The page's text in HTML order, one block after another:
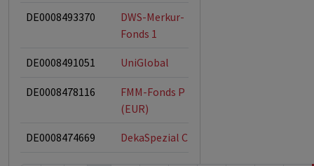
DE0008493370
DWS-Merkur-
Fonds 1
DE0008491051 UniGlobal
DE0008478116
FMM-Fonds P
(EUR)
DE0008474669 DekaSpezial CF